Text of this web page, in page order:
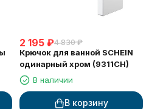
2 195 ₽4 830 ₽
Крючок для ванной SCHEIN
одинарный хром (9311CH)
В наличии
В корзину